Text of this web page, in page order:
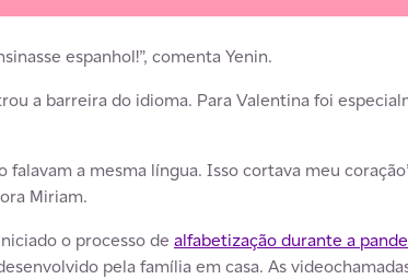
espanhol!”, comenta Yenin.
a barreira do idioma. Para Valentina foi
a mesma língua. Isso cortava meu
Miriam.
o processo de alfabetização durante a
pela família em casa. As